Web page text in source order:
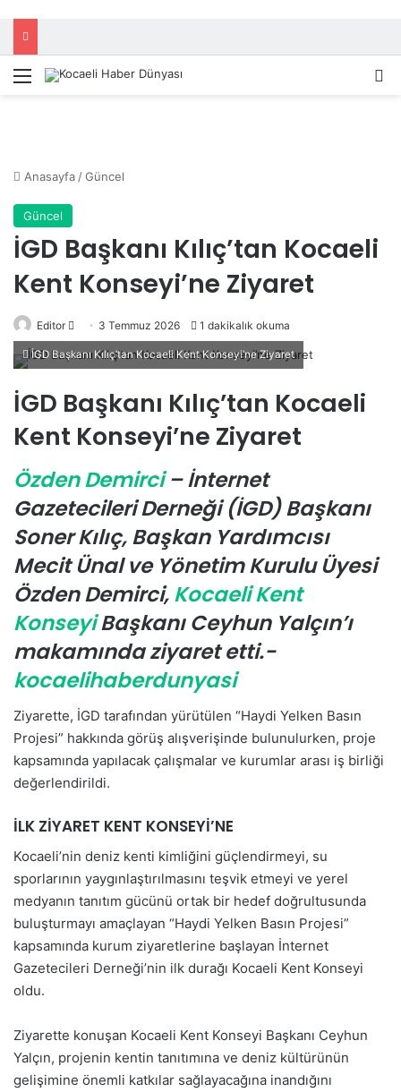
Menü
Anasayfa /Güncel
Güncel
İGD Başkanı Kılıç’tan Kocaeli
Kent Konseyi’ne Ziyaret
Editor
r
-
s
a
g
ö
d
e
r
m
e
k
3 Temmuz 2026 1 dakikalık okuma
İGD Başkanı Kılıç’tan Kocaeli Kent Konseyi’ne Ziyaret
İGD Başkanı Kılıç’tan Kocaeli
Kent Konseyi’ne Ziyaret
Özden Demirci– İnternet
Gazetecileri Derneği (İGD) Başkanı
Soner Kılıç, Başkan Yardımcısı
Mecit Ünal ve Yönetim Kurulu Üyesi
Özden Demirci,Kocaeli Kent
KonseyiBaşkanı Ceyhun Yalçın’ı
makamında ziyaret etti.-
kocaelihaberdunyasi
Ziyarette, İGD tarafından yürütülen “Haydi Yelken Basın
Projesi” hakkında görüş alışverişinde bulunulurken, proje
kapsamında yapılacak çalışmalar ve kurumlar arası iş birliği
değerlendirildi.
İLK ZİYARET KENT KONSEYİ’NE
Kocaeli’nin deniz kenti kimliğini güçlendirmeyi, su
sporlarının yaygınlaştırılmasını teşvik etmeyi ve yerel
medyanın tanıtım gücünü ortak bir hedef doğrultusunda
buluşturmayı amaçlayan “Haydi Yelken Basın Projesi”
kapsamında kurum ziyaretlerine başlayan İnternet
Gazetecileri Derneği’nin ilk durağı Kocaeli Kent Konseyi
oldu.
Ziyarette konuşan Kocaeli Kent Konseyi Başkanı Ceyhun
Yalçın, projenin kentin tanıtımına ve deniz kültürünün
gelişimine önemli katkılar sağlayacağına inandığını